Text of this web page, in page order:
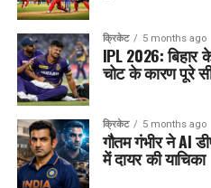
क्रिकेट 5 months ago
IPL 2026:
चोट के कारण पूरे
क्रिकेट 5 months ago
गौतम गंभीर ने AI
में दायर की याचिका